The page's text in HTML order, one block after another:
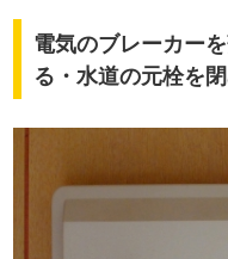
電気のブレーカー
る・水道の元栓を